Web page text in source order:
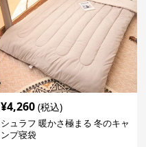
¥4,260 (税込)
シュラフ 暖かさ極まる 冬のキャ
ンプ寝袋